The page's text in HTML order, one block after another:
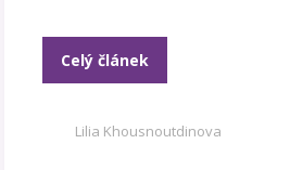
Celý článek
Lilia Khousnoutdinova